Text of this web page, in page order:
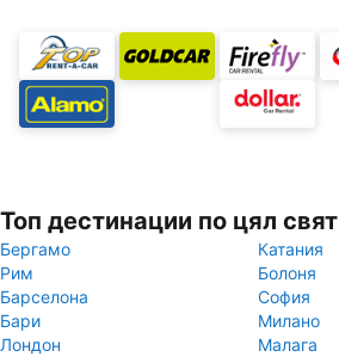
Топ дестинации по цял свят
Бергамо
Катания
Рим
Болоня
Барселона
София
Бари
Милано
Лондон
Малага